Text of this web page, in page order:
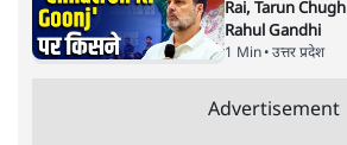
लोकतांत्रिक संस्था की संवैधानिक गिरावट का
कि सत्तारूढ़ बीजेपी एक निष्पक्ष, गरिमापूर्ण